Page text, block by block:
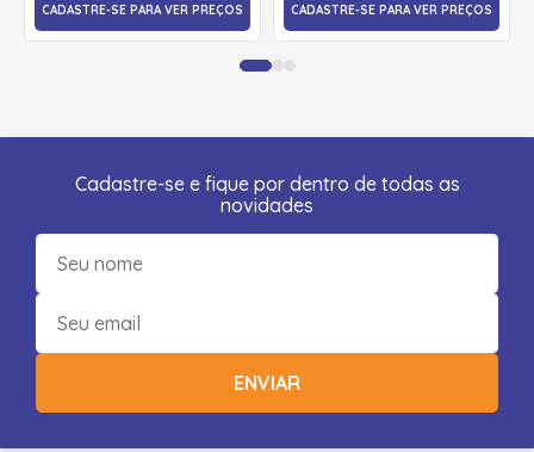
CADASTRE-SE PARA VER PREÇOS CADASTRE-SE PARA VER PREÇOS
Cadastre-se e fique por dentro de todas as
novidades
ENVIAR